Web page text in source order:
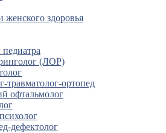
женского здоровья
(ЛОР)
травматолог-ортопед
офтальмолог
дефектолог